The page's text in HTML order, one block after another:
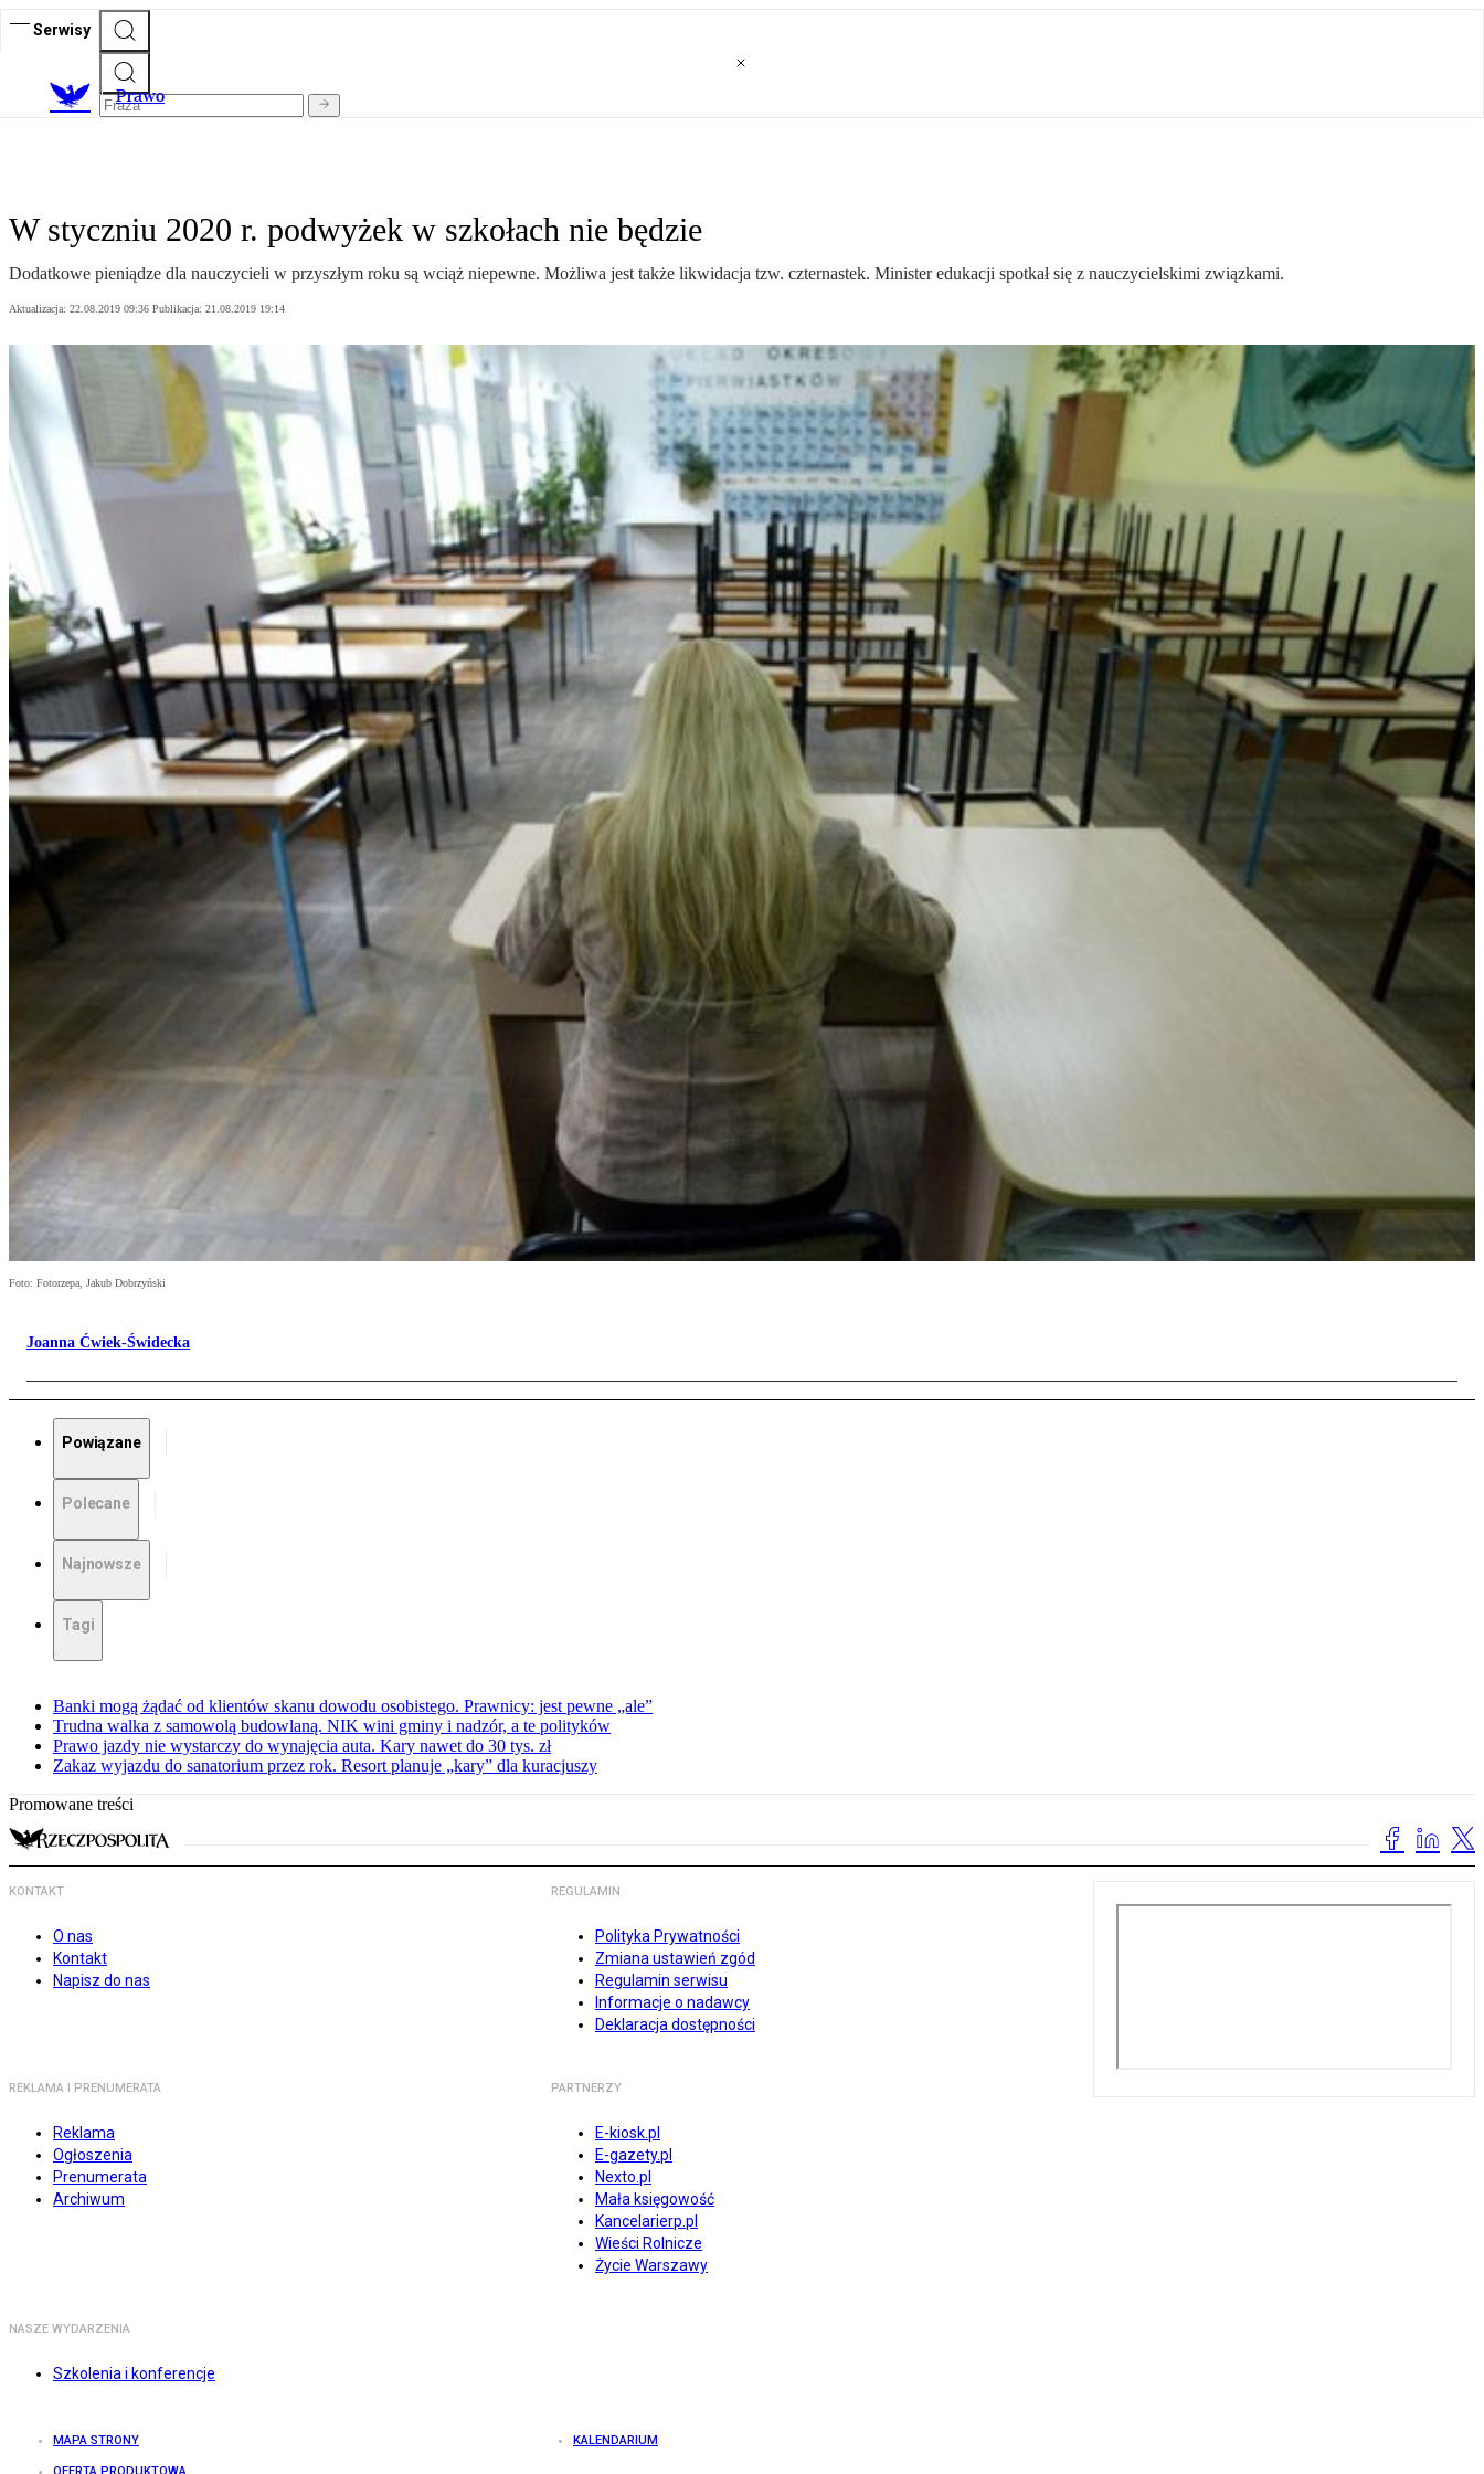
Serwisy
Prawo
W styczniu 2020 r. podwyżek w szkołach nie będzie
Dodatkowe pieniądze dla nauczycieli w przyszłym roku są wciąż niepewne. Możliwa jest także likwidacja tzw. czternastek. Minister edukacji spotkał się z nauczycielskimi związkami.
Aktualizacja: 22.08.2019 09:36 Publikacja: 21.08.2019 19:14
Foto: Fotorzepa, Jakub Dobrzyński
Joanna Ćwiek-Świdecka
Powiązane
Polecane
Najnowsze
Tagi
Banki mogą żądać od klientów skanu dowodu osobistego. Prawnicy: jest pewne „ale”
Trudna walka z samowolą budowlaną. NIK wini gminy i nadzór, a te polityków
Prawo jazdy nie wystarczy do wynajęcia auta. Kary nawet do 30 tys. zł
Zakaz wyjazdu do sanatorium przez rok. Resort planuje „kary” dla kuracjuszy
Promowane treści
KONTAKT
O nas
Kontakt
Napisz do nas
REGULAMIN
Polityka Prywatności
Zmiana ustawień zgód
Regulamin serwisu
Informacje o nadawcy
Deklaracja dostępności
REKLAMA I PRENUMERATA
Reklama
Ogłoszenia
Prenumerata
Archiwum
PARTNERZY
E-kiosk.pl
E-gazety.pl
Nexto.pl
Mała księgowość
Kancelarierp.pl
Wieści Rolnicze
Życie Warszawy
NASZE WYDARZENIA
Szkolenia i konferencje
MAPA STRONY KALENDARIUM